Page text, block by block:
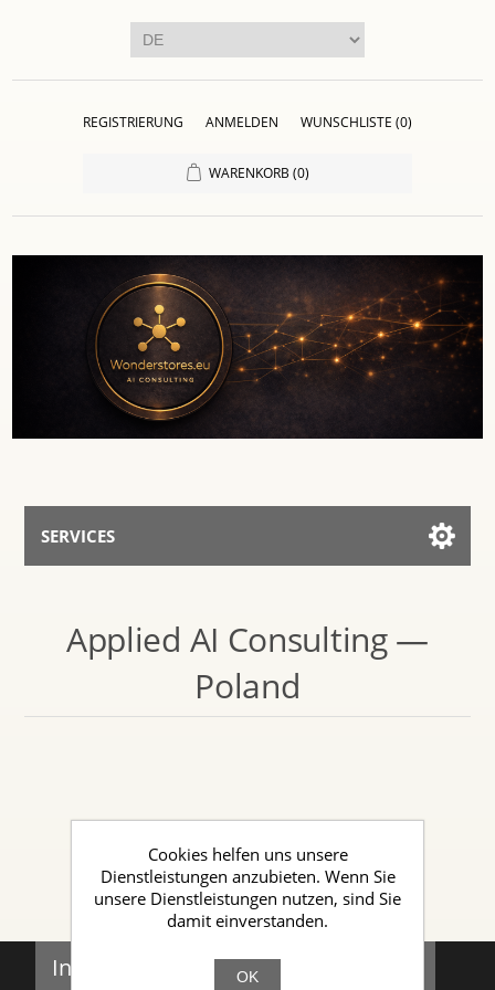
REGISTRIERUNG ANMELDEN WUNSCHLISTE (0)
WARENKORB (0)
SERVICES
Mit dem Assistenten sprechen
Applied AI Consulting —
Poland
Informationen
Cookies helfen uns unsere
Dienstleistungen anzubieten. Wenn Sie
unsere Dienstleistungen nutzen, sind Sie
damit einverstanden.
OK